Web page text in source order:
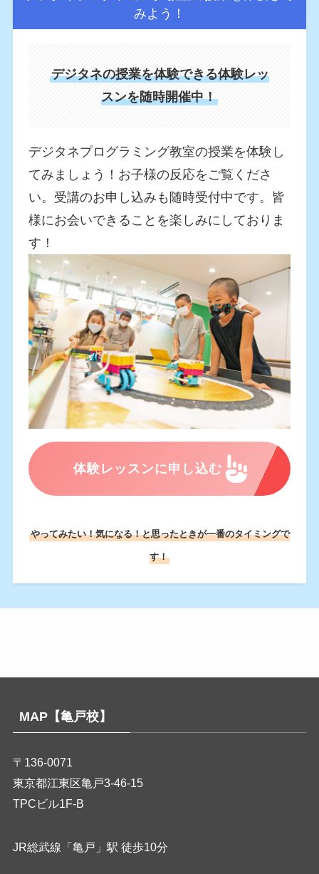
みよう！
デジタネの授業を体験できる体験レッ
スンを随時開催中！
デジタネプログラミング教室の授業を体験し
てみましょう！お子様の反応をご覧くださ
い。受講のお申し込みも随時受付中です。皆
様にお会いできることを楽しみにしておりま
す！
体験レッスンに申し込む
やってみたい！気になる！と思ったときが一番のタイミングで
す！
MAP【亀戸校】
〒136-0071
東京都江東区亀戸3-46-15
TPCビル1F-B
JR総武線「亀戸」駅 徒歩10分